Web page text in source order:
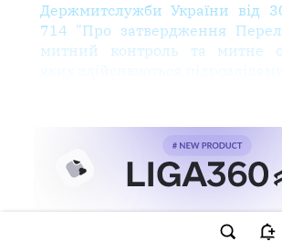
Держмитслужби України від
714 "Про затвердження
митний контроль та митне